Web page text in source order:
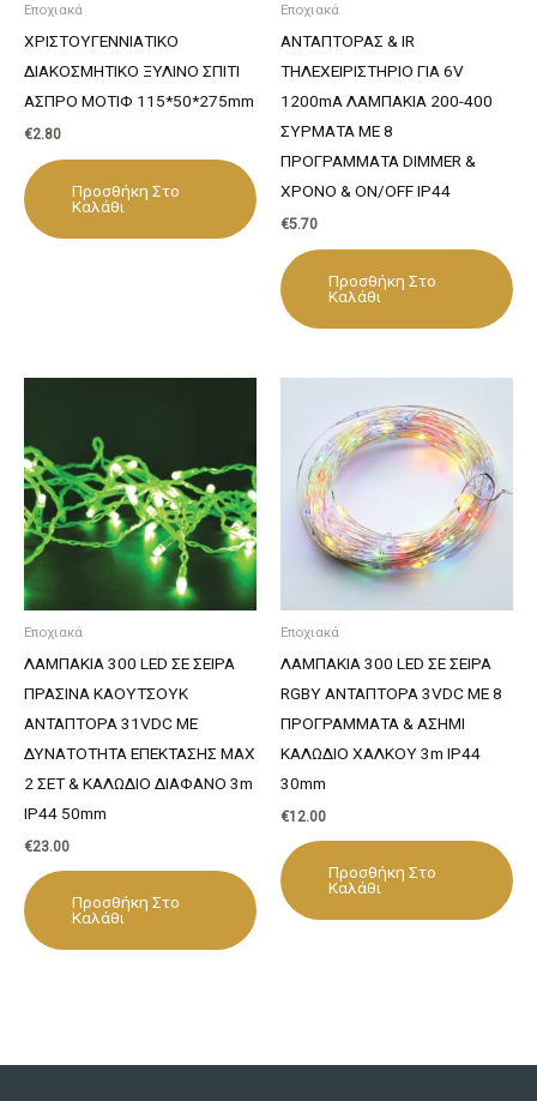
Εποχιακά
ΧΡΙΣΤΟΥΓΕΝΝΙΑΤΙΚΟ
ΔΙΑΚΟΣΜΗΤΙΚΟ ΞΥΛΙΝΟ ΣΠΙΤΙ
ΑΣΠΡΟ ΜΟΤΙΦ 115*50*275mm
€2.80
Προσθήκη Στο
Καλάθι
Εποχιακά
ΑΝΤΑΠΤΟΡΑΣ & IR
ΤΗΛΕΧΕΙΡΙΣΤΗΡΙΟ ΓΙΑ 6V
1200mA ΛΑΜΠΑΚΙΑ 200-400
ΣΥΡΜΑΤΑ ΜΕ 8
ΠΡΟΓΡΑΜΜΑΤΑ DIMMER &
ΧΡΟΝΟ & ON/OFF IP44
€5.70
Προσθήκη Στο
Καλάθι
Εποχιακά
ΛΑΜΠΑΚΙΑ 300 LED ΣΕ ΣΕΙΡΑ
ΠΡΑΣΙΝΑ ΚΑΟΥΤΣΟΥΚ
ΑΝΤΑΠΤΟΡΑ 31VDC ΜΕ
ΔΥΝΑΤΟΤΗΤΑ ΕΠΕΚΤΑΣΗΣ MAX
2 ΣΕΤ & ΚΑΛΩΔΙΟ ΔΙΑΦΑΝΟ 3m
IP44 50mm
€23.00
Προσθήκη Στο
Καλάθι
Εποχιακά
ΛΑΜΠΑΚΙΑ 300 LED ΣΕ ΣΕΙΡΑ
RGBY ΑΝΤΑΠΤΟΡΑ 3VDC ΜΕ 8
ΠΡΟΓΡΑΜΜΑΤΑ & ΑΣΗΜΙ
ΚΑΛΩΔΙΟ ΧΑΛΚΟΥ 3m IP44
30mm
€12.00
Προσθήκη Στο
Καλάθι